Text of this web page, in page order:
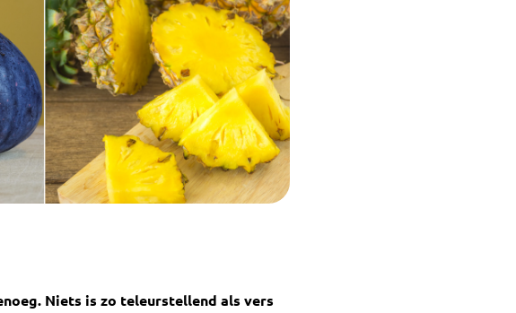
Niets is zo teleurstellend als vers